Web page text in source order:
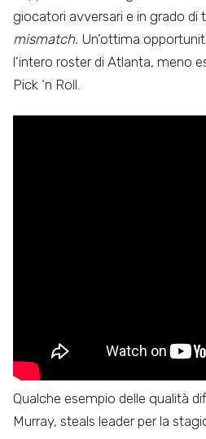
giocatori avversari e in grado di
mismatch. Un’ottima
l’intero roster di Atlanta, meno
Pick ‘n Roll.
Qualche esempio delle qualità
Murray, steals leader per la